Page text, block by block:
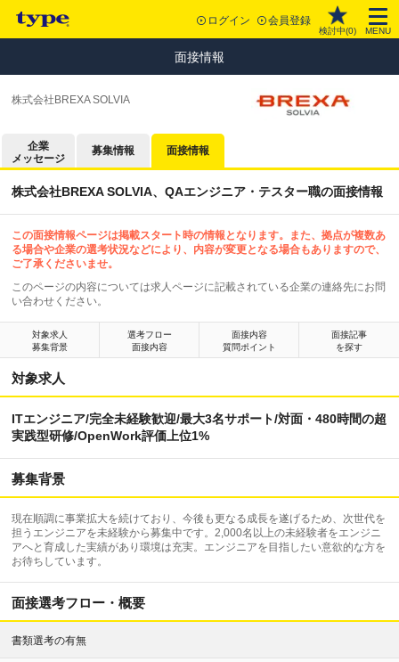
ログイン 会員登録
検討中(0) MENU
面接情報
株式会社BREXA SOLVIA
企業
メッセージ
募集情報 面接情報
株式会社BREXA SOLVIA、QAエンジニア・テスター職の面接情報
この面接情報ページは掲載スタート時の情報となります。また、拠点が複数あ
る場合や企業の選考状況などにより、内容が変更となる場合もありますので、
ご了承くださいませ。
このページの内容については求人ページに記載されている企業の連絡先にお問
い合わせください。
対象求人
募集背景
選考フロー
面接内容
面接内容
質問ポイント
面接記事
を探す
対象求人
ITエンジニア/完全未経験歓迎/最大3名サポート/対面・480時間の超
実践型研修/OpenWork評価上位1%
募集背景
現在順調に事業拡大を続けており、今後も更なる成長を遂げるため、次世代を
担うエンジニアを未経験から募集中です。2,000名以上の未経験者をエンジニ
アへと育成した実績があり環境は充実。エンジニアを目指したい意欲的な方を
お待ちしています。
面接選考フロー・概要
書類選考の有無